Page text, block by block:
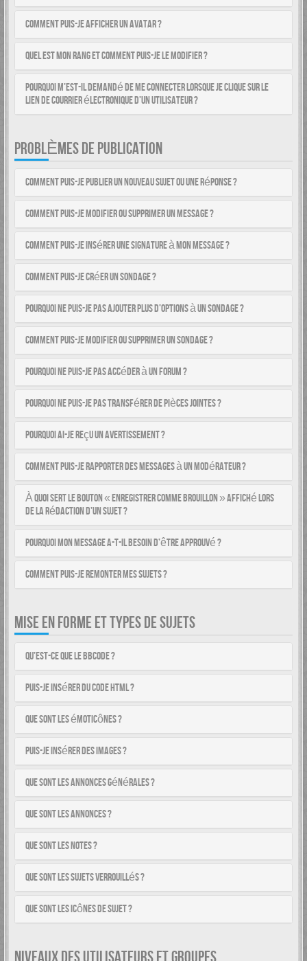
Comment puis-je afficher un avatar ?
Quel est mon rang et comment puis-je le modifier ?
Pourquoi m’est-il demandé de me connecter lorsque je clique sur le
lien de courrier électronique d’un utilisateur ?
PROBLÈMES DE PUBLICATION
Comment puis-je publier un nouveau sujet ou une réponse ?
Comment puis-je modifier ou supprimer un message ?
Comment puis-je insérer une signature à mon message ?
Comment puis-je créer un sondage ?
Pourquoi ne puis-je pas ajouter plus d’options à un sondage ?
Comment puis-je modifier ou supprimer un sondage ?
Pourquoi ne puis-je pas accéder à un forum ?
Pourquoi ne puis-je pas transférer de pièces jointes ?
Pourquoi ai-je reçu un avertissement ?
Comment puis-je rapporter des messages à un modérateur ?
À quoi sert le bouton « Enregistrer comme brouillon » affiché lors
de la rédaction d’un sujet ?
Pourquoi mon message a-t-il besoin d’être approuvé ?
Comment puis-je remonter mes sujets ?
MISE EN FORME ET TYPES DE SUJETS
Qu’est-ce que le BBCode ?
Puis-je insérer du code HTML ?
Que sont les émoticônes ?
Puis-je insérer des images ?
Que sont les annonces générales ?
Que sont les annonces ?
Que sont les notes ?
Que sont les sujets verrouillés ?
Que sont les icônes de sujet ?